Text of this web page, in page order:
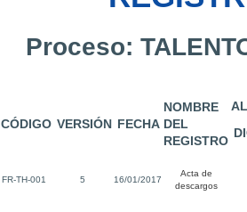
Proceso:
CÓDIGO VERSIÓN FECHA
NOMBRE
DEL
REGISTRO
FR-TH-001 5 16/01/2017
Acta de
descargos